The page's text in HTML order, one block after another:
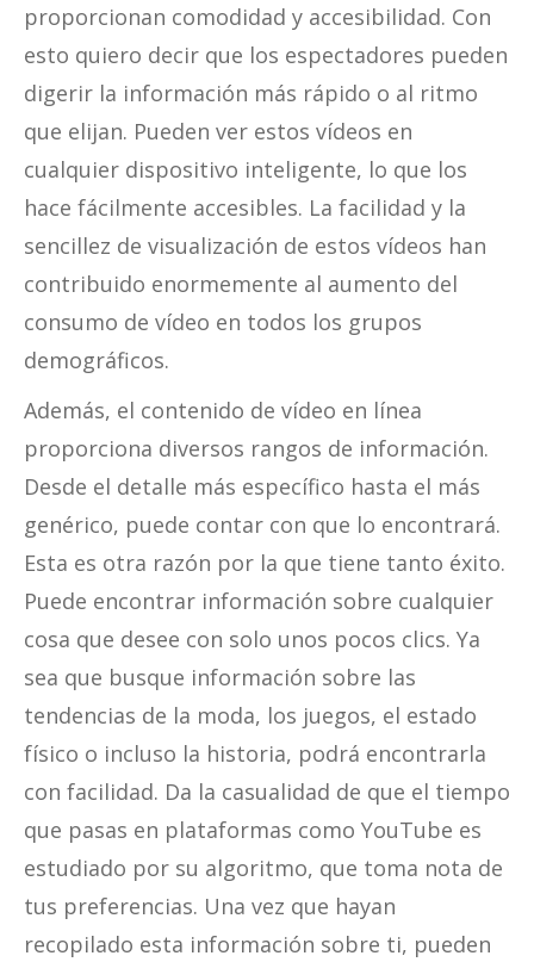
proporcionan comodidad y accesibilidad. Con
esto quiero decir que los espectadores pueden
digerir la información más rápido o al ritmo
que elijan. Pueden ver estos vídeos en
cualquier dispositivo inteligente, lo que los
hace fácilmente accesibles. La facilidad y la
sencillez de visualización de estos vídeos han
contribuido enormemente al aumento del
consumo de vídeo en todos los grupos
demográficos.
Además, el contenido de vídeo en línea
proporciona diversos rangos de información.
Desde el detalle más específico hasta el más
genérico, puede contar con que lo encontrará.
Esta es otra razón por la que tiene tanto éxito.
Puede encontrar información sobre cualquier
cosa que desee con solo unos pocos clics. Ya
sea que busque información sobre las
tendencias de la moda, los juegos, el estado
físico o incluso la historia, podrá encontrarla
con facilidad. Da la casualidad de que el tiempo
que pasas en plataformas como YouTube es
estudiado por su algoritmo, que toma nota de
tus preferencias. Una vez que hayan
recopilado esta información sobre ti, pueden